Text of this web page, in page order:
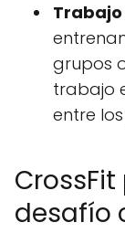
grupos
trabajo
entre
desafío